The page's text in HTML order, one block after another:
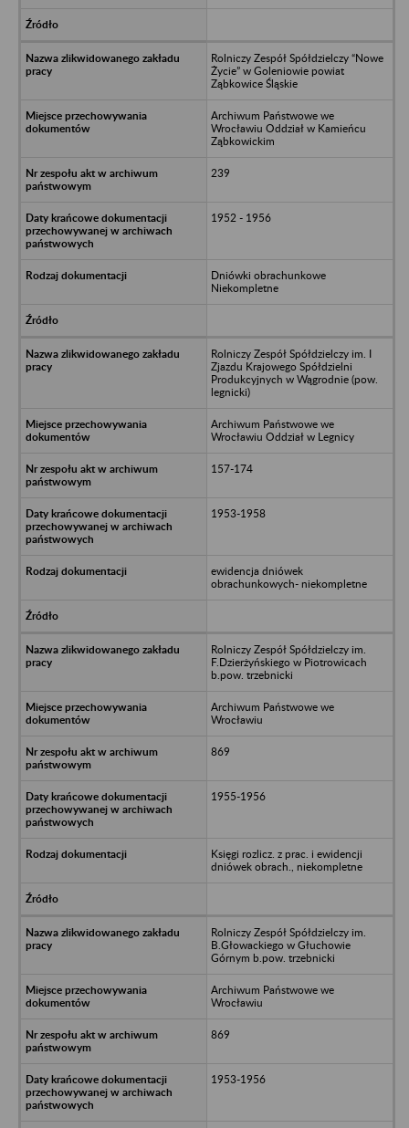
Rolniczy Zespół Spółdzielczy “Nowe
Życie” w Goleniowie powiat
Ząbkowice Śląskie
Archiwum Państwowe we
Wrocławiu Oddział w Kamieńcu
Ząbkowickim
239
1952 - 1956
Dniówki obrachunkowe
Niekompletne
Rolniczy Zespół Spółdzielczy im. I
Zjazdu Krajowego Spółdzielni
Produkcyjnych w Wągrodnie (pow.
legnicki)
Archiwum Państwowe we
Wrocławiu Oddział w Legnicy
157-174
1953-1958
ewidencja dniówek
obrachunkowych- niekompletne
Rolniczy Zespół Spółdzielczy im.
F.Dzierżyńskiego w Piotrowicach
b.pow. trzebnicki
Archiwum Państwowe we
Wrocławiu
869
1955-1956
Księgi rozlicz. z prac. i ewidencji
dniówek obrach., niekompletne
Rolniczy Zespół Spółdzielczy im.
B.Głowackiego w Głuchowie
Górnym b.pow. trzebnicki
Archiwum Państwowe we
Wrocławiu
869
1953-1956